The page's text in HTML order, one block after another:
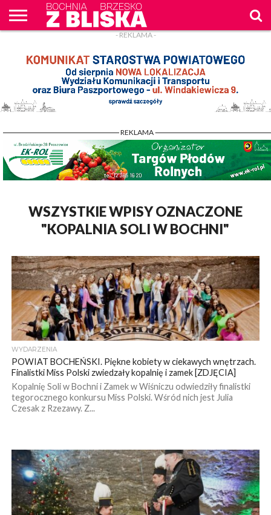
WPROST
REKLAM
- REKLAMA -
- REKLAMA -
WSZYSTKIE WPISY OZNACZONE
"KOPALNIA SOLI W BOCHNI"
WYDARZENIA
POWIAT BOCHEŃSKI. Piękne kobiety w ciekawych wnętrzach.
Finalistki Miss Polski zwiedzały kopalnię i zamek [ZDJĘCIA]
Kopalnię Soli w Bochni i Zamek w Wiśniczu odwiedziły finalistki
tegorocznego konkursu Miss Polski. Wśród nich jest Julia
Czesak z Rzezawy. Z...